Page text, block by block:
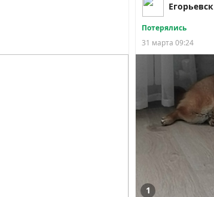
Егорьевск
Потерялись
31 марта 09:24
1